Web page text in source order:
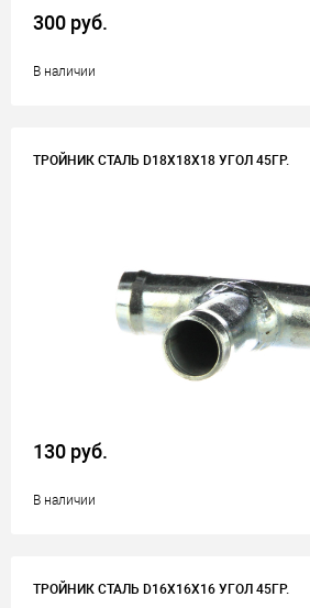
300 руб.
В наличии
ТРОЙНИК СТАЛЬ D18Х18Х18 УГОЛ 45ГР.
130 руб.
В наличии
ТРОЙНИК СТАЛЬ D16Х16Х16 УГОЛ 45ГР.